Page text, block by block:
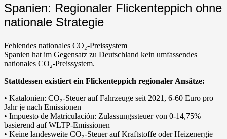
Spanien: Regionaler Flickenteppich ohne
nationale Strategie
Fehlendes nationales CO₂-Preissystem
Spanien hat im Gegensatz zu Deutschland kein umfassendes
nationales CO₂-Preissystem.
Stattdessen existiert ein Flickenteppich regionaler Ansätze:
• Katalonien: CO₂-Steuer auf Fahrzeuge seit 2021, 6-60 Euro pro
Jahr je nach Emissionen
• Impuesto de Matriculación: Zulassungssteuer von 0-14,75%
basierend auf WLTP-Emissionen
• Keine landesweite CO₂-Steuer auf Kraftstoffe oder Heizenergie